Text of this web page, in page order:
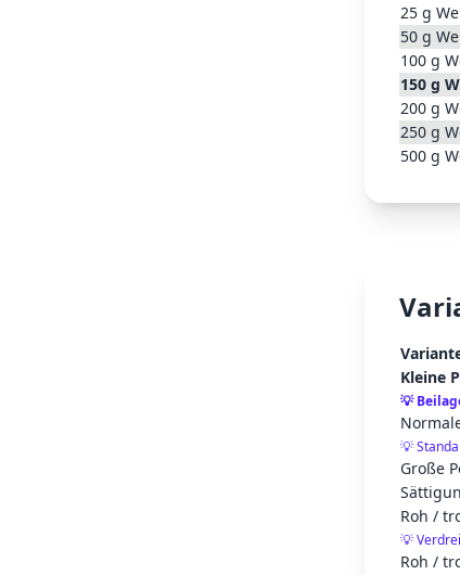
25 g
50 g
100 g
150 g
200 g
250 g
500 g
Kleine
💡
💡
Große
Roh /
💡
Roh /